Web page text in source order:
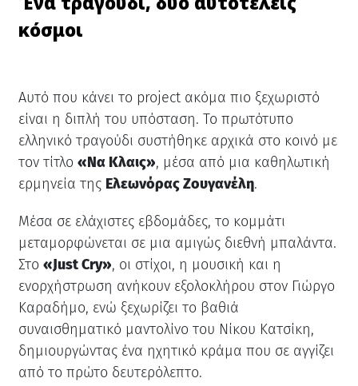
κόσμοι
Αυτό που κάνει το project ακόμα πιο ξεχωριστό
είναι η διπλή του υπόσταση. Το πρωτότυπο
ελληνικό τραγούδι συστήθηκε αρχικά στο κοινό με
τον τίτλο «Να Κλαις», μέσα από μια καθηλωτική
ερμηνεία της Ελεωνόρας Ζουγανέλη.
Μέσα σε ελάχιστες εβδομάδες, το κομμάτι
μεταμορφώνεται σε μια αμιγώς διεθνή μπαλάντα.
Στο «Just Cry», οι στίχοι, η μουσική και η
ενορχήστρωση ανήκουν εξολοκλήρου στον Γιώργο
Καραδήμο, ενώ ξεχωρίζει το βαθιά
συναισθηματικό μαντολίνο του Νίκου Κατσίκη,
δημιουργώντας ένα ηχητικό κράμα που σε αγγίζει
από το πρώτο δευτερόλεπτο.